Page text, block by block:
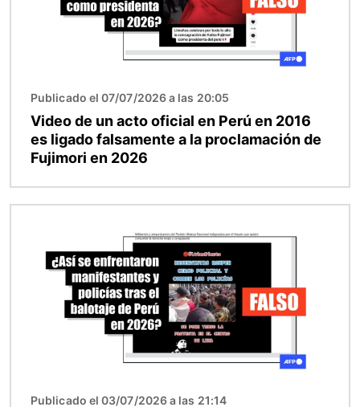
Publicado el 07/07/2026 a las 20:05
Video de un acto oficial en Perú en 2016
es ligado falsamente a la proclamación de
Fujimori en 2026
Publicado el 03/07/2026 a las 21:14